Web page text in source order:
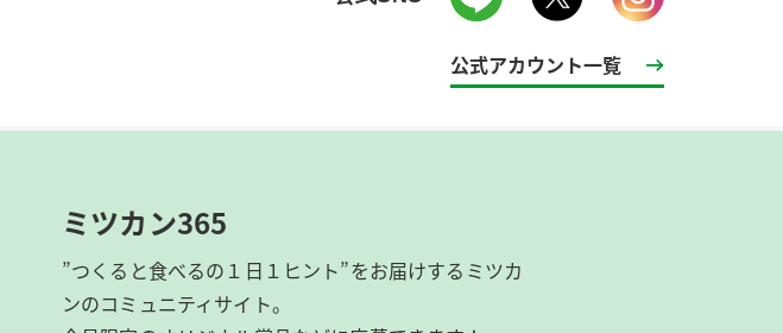
公式アカウント一覧
ミツカン365
”つくると食べるの１日１ヒント”をお届けするミツカ
ンのコミュニティサイト。